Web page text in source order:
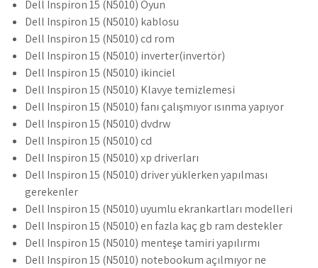
Dell Inspiron 15 (N5010) Oyun
Dell Inspiron 15 (N5010) kablosu
Dell Inspiron 15 (N5010) cd rom
Dell Inspiron 15 (N5010) inverter(invertör)
Dell Inspiron 15 (N5010) ikinciel
Dell Inspiron 15 (N5010) Klavye temizlemesi
Dell Inspiron 15 (N5010) fanı çalışmıyor ısınma yapıyor
Dell Inspiron 15 (N5010) dvdrw
Dell Inspiron 15 (N5010) cd
Dell Inspiron 15 (N5010) xp driverları
Dell Inspiron 15 (N5010) driver yüklerken yapılması
gerekenler
Dell Inspiron 15 (N5010) uyumlu ekrankartları modelleri
Dell Inspiron 15 (N5010) en fazla kaç gb ram destekler
Dell Inspiron 15 (N5010) menteşe tamiri yapılırmı
Dell Inspiron 15 (N5010) notebookum açılmıyor ne